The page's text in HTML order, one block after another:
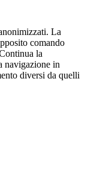
La
comando
la
navigazione in
diversi da quelli